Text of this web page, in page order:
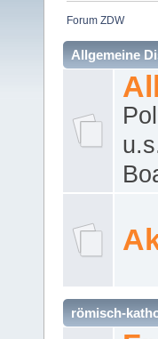
Forum ZDW
Allgemeine
römisch-